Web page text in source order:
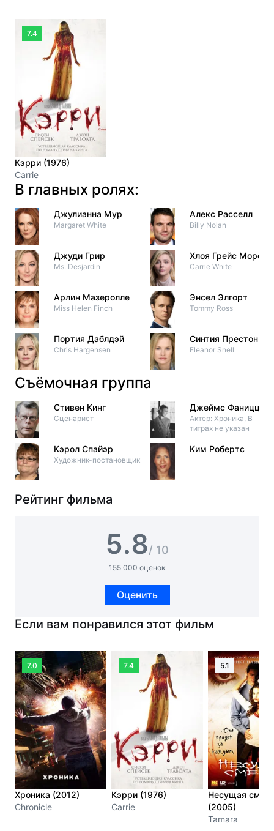
7.4
Кэрри (1976)
Carrie
В главных ролях:
Джулианна Мур
Margaret White
Джуди Грир
Ms. Desjardin
Арлин Мазеролле
Miss Helen Finch
Портия Даблдэй
Chris Hargensen
Алекс Расселл
Billy Nolan
Хлоя Грейс Морец
Carrie White
Энсел Элгорт
Tommy Ross
Синтия Престон
Eleanor Snell
Съёмочная группа
Стивен Кинг
Сценарист
Кэрол Спайэр
Художник-постановщик
Джеймс Фаницца
Актер: Хроника, В
титрах не указан
Ким Робертс
Рейтинг фильма
5.8/ 10
155 000 оценок
Оценить
Если вам понравился этот фильм
7.0
Хроника (2012)
Chronicle
7.4
Кэрри (1976)
Carrie
5.1
Несущая
(2005)
Tamara